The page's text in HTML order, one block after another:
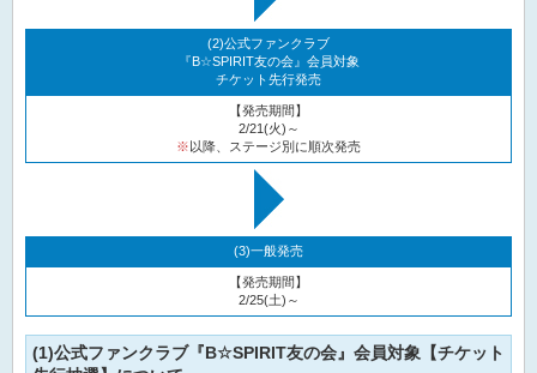
(2)公式ファンクラブ
『B☆SPIRIT友の会』会員対象
チケット先行発売
【発売期間】
2/21(火)～
※ 以降、ステージ別に順次発売
(3)一般発売
【発売期間】
2/25(土)～
(1)公式ファンクラブ『B☆SPIRIT友の会』会員対象【チケット